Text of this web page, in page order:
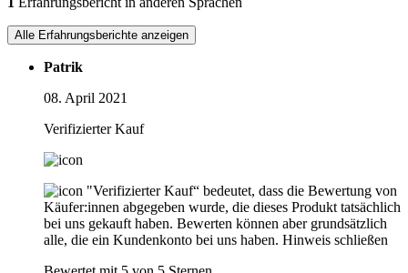
Alle Erfahrungsberichte anzeigen
Patrik
08. April 2021
Verifizierter Kauf
"Verifizierter Kauf“ bedeutet, dass die Bewertung von
Käufer:innen abgegeben wurde, die dieses Produkt tatsächlich
bei uns gekauft haben. Bewerten können aber grundsätzlich
alle, die ein Kundenkonto bei uns haben. Hinweis schließen